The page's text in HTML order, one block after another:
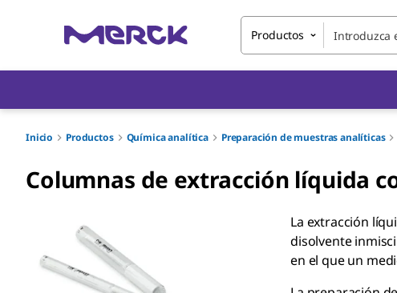
Productos
Inicio Productos Química analítica Preparación de muestras analíticas
Columnas de extracción líquida
La extracción
disolvente
en el que un